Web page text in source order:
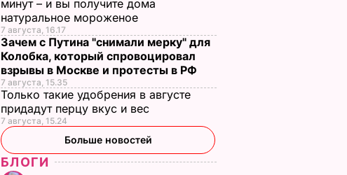
минут – и вы получите дома
натуральное мороженое
7 августа, 16.17
Зачем с Путина "снимали мерку" для
Колобка, который спровоцировал
взрывы в Москве и протесты в РФ
7 августа, 15.35
Только такие удобрения в августе
придадут перцу вкус и вес
7 августа, 15.24
Больше новостей
БЛОГИ